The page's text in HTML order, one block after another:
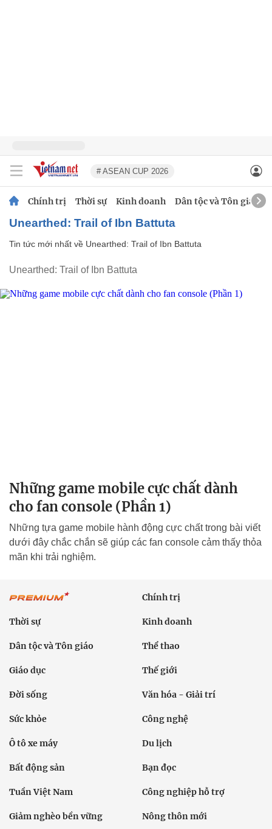
# ASEAN CUP 2026
Chính trị Thời sự Kinh doanh Dân tộc và Tôn giáo
Unearthed: Trail of Ibn Battuta
Tin tức mới nhất về Unearthed: Trail of Ibn Battuta
Unearthed: Trail of Ibn Battuta
Những game mobile cực chất dành
cho fan console (Phần 1)
Những tựa game mobile hành động cực chất trong bài viết
dưới đây chắc chắn sẽ giúp các fan console cảm thấy thỏa
mãn khi trải nghiệm.
Chính trị
Thời sự Kinh doanh
Dân tộc và Tôn giáo Thể thao
Giáo dục Thế giới
Đời sống Văn hóa - Giải trí
Sức khỏe Công nghệ
Ô tô xe máy Du lịch
Bất động sản Bạn đọc
Tuần Việt Nam Công nghiệp hỗ trợ
Giảm nghèo bền vững Nông thôn mới